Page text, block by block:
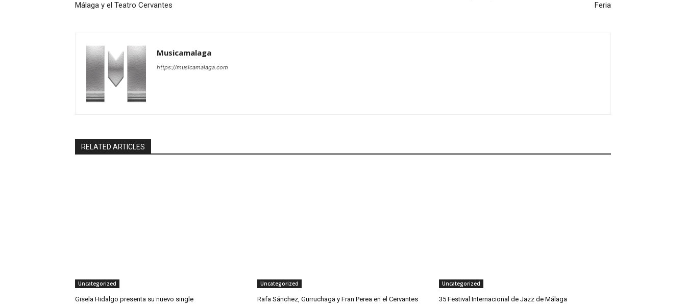
Málaga y el Teatro Cervantes
Feria
Musicamalaga
https://musicamalaga.com
RELATED ARTICLES
Uncategorized
Gisela Hidalgo presenta su nuevo single
Uncategorized
Rafa Sánchez, Gurruchaga y Fran Perea en el Cervantes
Uncategorized
35 Festival Internacional de Jazz de Málaga